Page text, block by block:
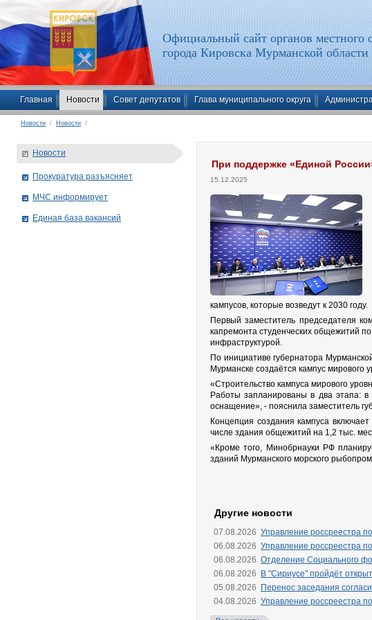
Официальный сайт органов местного
города Кировска Мурманской области
Главная Новости Совет депутатов Глава муниципального округа
Новости / Новости /
При поддержке «Единой
15.12.2025
кампусов, которые возведут к 2030 году.
Первый заместитель председателя
капремонта студенческих общежитий
инфраструктурой.
По инициативе губернатора
Мурманске создаётся кампус мирового
«Строительство кампуса мирового
Работы запланированы в два этапа:
оснащение», - пояснила заместитель
Концепция создания кампуса
числе здания общежитий на 1,2 тыс.
«Кроме того, Минобрнауки РФ
зданий Мурманского морского
Другие новости
07.08.2026 Управление россреестра
06.08.2026 Управление россреестра
06.08.2026 Отделение Социального
06.08.2026
В "Сириусе" пройдёт
05.08.2026
Перенос заседания
04.08.2026 Управление россреестра
Новости
Прокуратура разъясняет
МЧС информирует
Единая база вакансий